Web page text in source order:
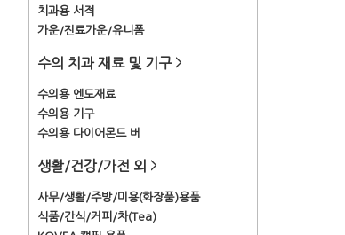
치과용 서적
가운/진료가운/유니폼
수의 치과 재료 및 기구 >
수의용 엔도재료
수의용 기구
수의용 다이어몬드 버
생활/건강/가전 외 >
사무/생활/주방/미용(화장품)용품
식품/간식/커피/차(Tea)